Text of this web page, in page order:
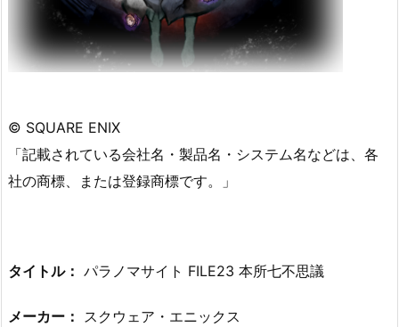
© SQUARE ENIX
「記載されている会社名・製品名・システム名などは、各
社の商標、または登録商標です。」
タイトル： パラノマサイト FILE23 本所七不思議
メーカー： スクウェア・エニックス